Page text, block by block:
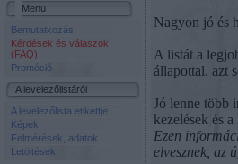
Menü
Bemutatkozás
Kérdések és válaszok
(FAQ)
Promóció
A levelezőlistáról
A levelezőlista etikettje
Képek
Felmérések, adatok
Letöltések
Nagyon jó és
A listát a
állapottal, azt
Jó lenne több
kezelések és
Ezen
elvesznek, az